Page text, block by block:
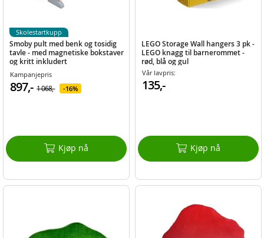
Smoby pult med benk og tosidig
tavle - med magnetiske bokstaver
og kritt inkludert
Kampanjepris
897,- 1 068,- 16%
Kjøp nå
Skolestartkupp
LEGO Storage Wall hangers 3 pk -
LEGO knagg til barnerommet -
rød, blå og gul
Vår lavpris:
135,-
Kjøp nå